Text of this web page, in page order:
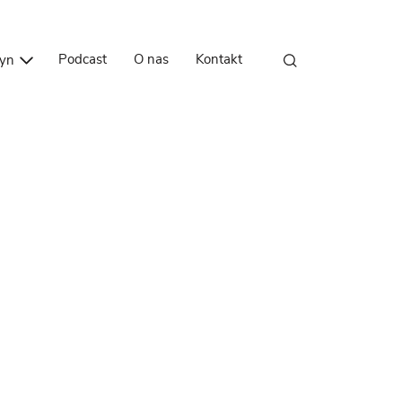
Podcast O nas Kontakt
Przejdź do treści